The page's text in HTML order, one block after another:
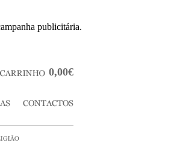
publicitária.
0,00€